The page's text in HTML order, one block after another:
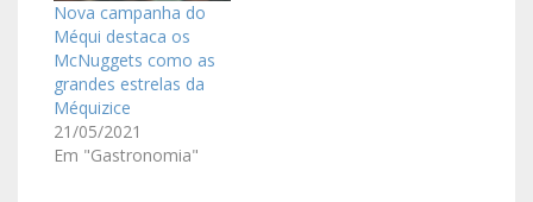
Nova campanha do
Méqui destaca os
McNuggets como as
grandes estrelas da
Méquizice
21/05/2021
Em "Gastronomia"